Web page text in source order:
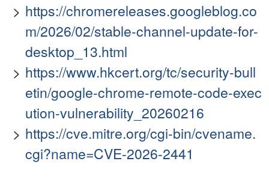
https://chromereleases.googleblog.co
m/2026/02/stable-channel-update-for-
desktop_13.html
https://www.hkcert.org/tc/security-bull
etin/google-chrome-remote-code-exec
ution-vulnerability_20260216
https://cve.mitre.org/cgi-bin/cvename.
cgi?name=CVE-2026-2441